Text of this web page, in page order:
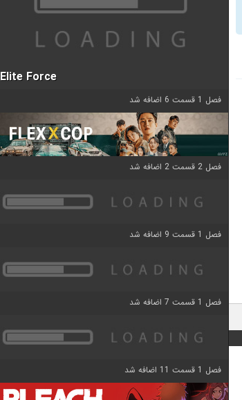
Elite Force
فصل 1 قسمت 6 اضافه شد
فصل 2 قسمت 2 اضافه شد
فصل 1 قسمت 9 اضافه شد
فصل 1 قسمت 7 اضافه شد
فصل 1 قسمت 11 اضافه شد